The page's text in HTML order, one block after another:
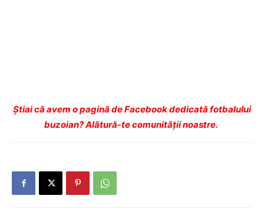
Ştiai că avem o pagină de Facebook dedicată fotbalului
buzoian? Alătură-te comunității noastre.